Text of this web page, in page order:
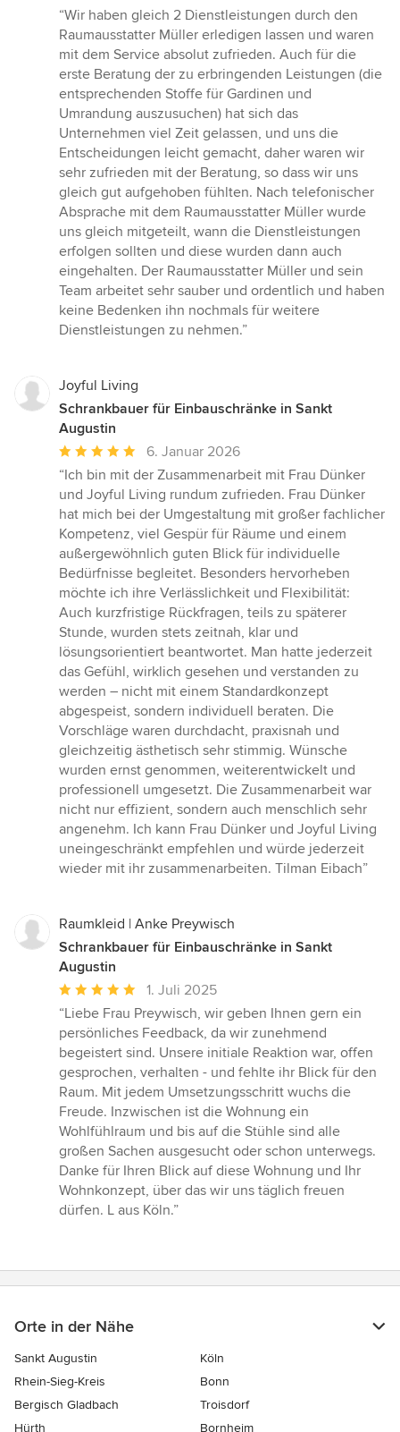
Bewertung:
5
von
5
Sternen
“Wir haben gleich 2 Dienstleistungen durch den
Raumausstatter Müller erledigen lassen und waren
mit dem Service absolut zufrieden. Auch für die
erste Beratung der zu erbringenden Leistungen (die
entsprechenden Stoffe für Gardinen und
Umrandung auszusuchen) hat sich das
Unternehmen viel Zeit gelassen, und uns die
Entscheidungen leicht gemacht, daher waren wir
sehr zufrieden mit der Beratung, so dass wir uns
gleich gut aufgehoben fühlten. Nach telefonischer
Absprache mit dem Raumausstatter Müller wurde
uns gleich mitgeteilt, wann die Dienstleistungen
erfolgen sollten und diese wurden dann auch
eingehalten. Der Raumausstatter Müller und sein
Team arbeitet sehr sauber und ordentlich und haben
keine Bedenken ihn nochmals für weitere
Dienstleistungen zu nehmen.”
Joyful Living
Schrankbauer für Einbauschränke in Sankt
Augustin
Durchschnittliche
Bewertung:
5
von
5
Sternen
6. Januar 2026
“Ich bin mit der Zusammenarbeit mit Frau Dünker
und Joyful Living rundum zufrieden. Frau Dünker
hat mich bei der Umgestaltung mit großer fachlicher
Kompetenz, viel Gespür für Räume und einem
außergewöhnlich guten Blick für individuelle
Bedürfnisse begleitet. Besonders hervorheben
möchte ich ihre Verlässlichkeit und Flexibilität:
Auch kurzfristige Rückfragen, teils zu späterer
Stunde, wurden stets zeitnah, klar und
lösungsorientiert beantwortet. Man hatte jederzeit
das Gefühl, wirklich gesehen und verstanden zu
werden – nicht mit einem Standardkonzept
abgespeist, sondern individuell beraten. Die
Vorschläge waren durchdacht, praxisnah und
gleichzeitig ästhetisch sehr stimmig. Wünsche
wurden ernst genommen, weiterentwickelt und
professionell umgesetzt. Die Zusammenarbeit war
nicht nur effizient, sondern auch menschlich sehr
angenehm. Ich kann Frau Dünker und Joyful Living
uneingeschränkt empfehlen und würde jederzeit
wieder mit ihr zusammenarbeiten. Tilman Eibach”
Raumkleid | Anke Preywisch
Schrankbauer für Einbauschränke in Sankt
Augustin
Durchschnittliche
Bewertung:
5
von
5
Sternen
1. Juli 2025
“Liebe Frau Preywisch, wir geben Ihnen gern ein
persönliches Feedback, da wir zunehmend
begeistert sind. Unsere initiale Reaktion war, offen
gesprochen, verhalten - und fehlte ihr Blick für den
Raum. Mit jedem Umsetzungsschritt wuchs die
Freude. Inzwischen ist die Wohnung ein
Wohlfühlraum und bis auf die Stühle sind alle
großen Sachen ausgesucht oder schon unterwegs.
Danke für Ihren Blick auf diese Wohnung und Ihr
Wohnkonzept, über das wir uns täglich freuen
dürfen. L aus Köln.”
Orte in der Nähe
Sankt Augustin
Köln
Rhein-Sieg-Kreis
Bonn
Bergisch Gladbach
Troisdorf
Hürth
Bornheim